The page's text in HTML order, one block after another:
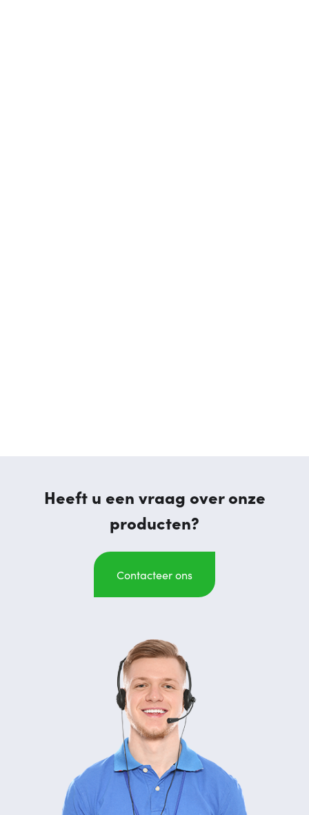
Heeft u een vraag over onze
producten?
Contacteer ons